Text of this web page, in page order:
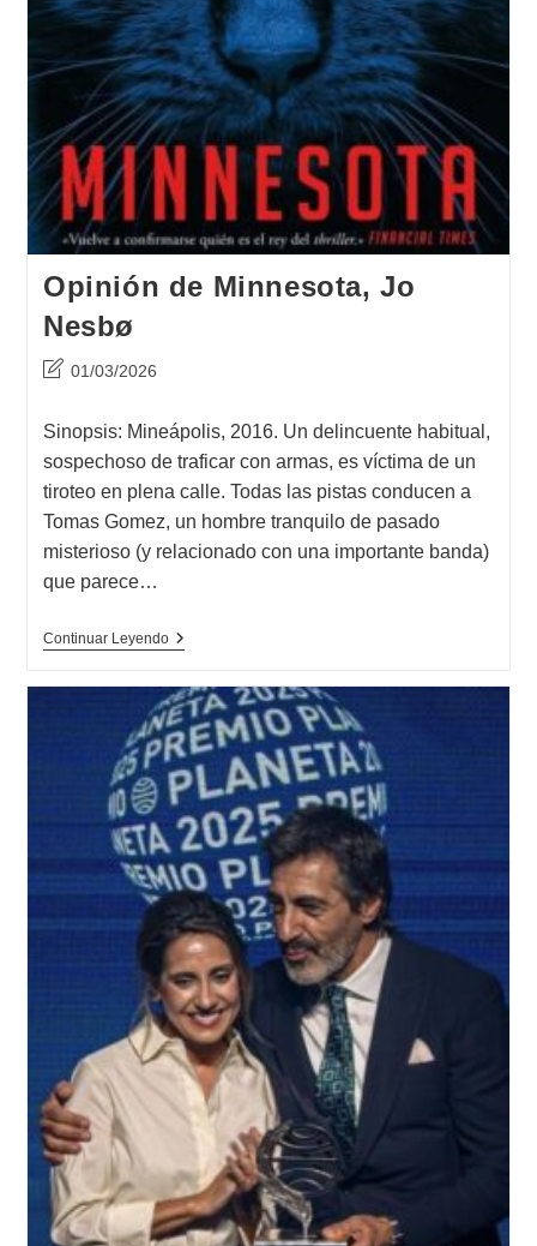
Opinión de Minnesota, Jo
Nesbø
Última
la
entrada:
01/03/2026
Sinopsis: Mineápolis, 2016. Un delincuente habitual,
sospechoso de traficar con armas, es víctima de un
tiroteo en plena calle. Todas las pistas conducen a
Tomas Gomez, un hombre tranquilo de pasado
misterioso (y relacionado con una importante banda)
que parece…
Continuar LeyendoOpinión
Jo
Nesbø